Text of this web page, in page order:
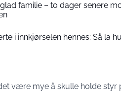
familie – to dager senere
i innkjørselen hennes: Så la
være mye å skulle holde styr